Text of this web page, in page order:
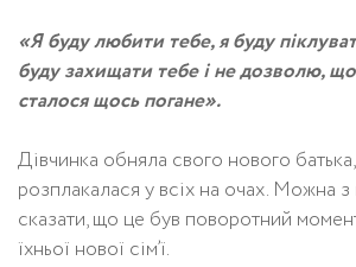
«Я буду любити тебе, я буду
буду захищати тебе і не дозволю,
сталося щось погане».
Дівчинка обняла свого нового
розплакалася у всіх на очах. Можна
сказати, що це був поворотний
їхньої нової сім’ї.